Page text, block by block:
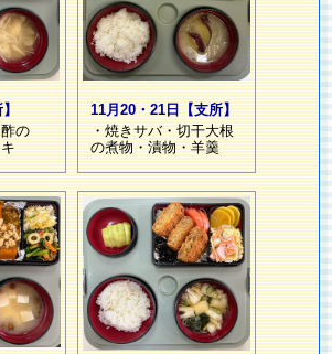
】
の
11月20・21日【支所】
・焼きサバ・切干大根
の煮物・漬物・羊羹